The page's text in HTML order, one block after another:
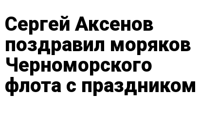
Сергей Аксенов
поздравил моряков
Черноморского
флота с праздником